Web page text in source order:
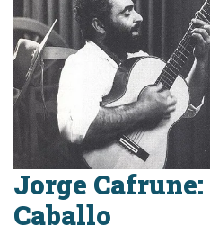
Jorge
Caballo